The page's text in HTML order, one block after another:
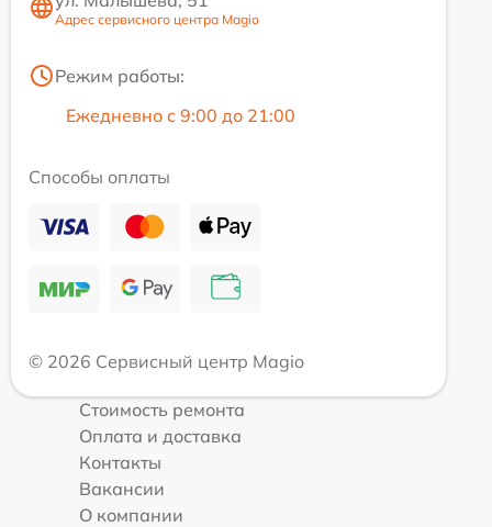
Адрес сервисного центра Magio
Режим работы:
Ежедневно с 9:00 до 21:00
Способы оплаты
© 2026 Сервисный центр Magio
Стоимость ремонта
Оплата и доставка
Контакты
Вакансии
О компании